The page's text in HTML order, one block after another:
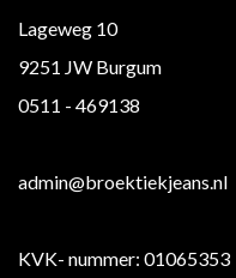
Lageweg 10
9251 JW Burgum
0511 - 469138
admin@broektiekjeans.nl
KVK- nummer: 01065353